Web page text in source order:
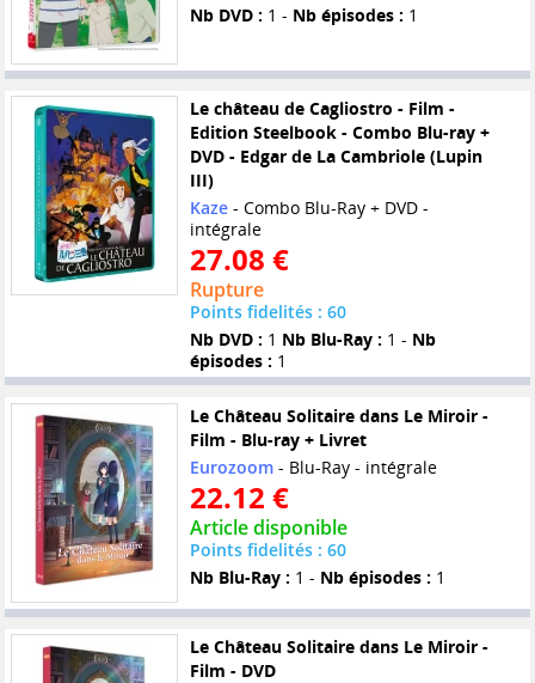
Nb DVD : 1 - Nb épisodes : 1
Le château de Cagliostro - Film -
Edition Steelbook - Combo Blu-ray +
DVD - Edgar de La Cambriole (Lupin
III)
Kaze- Combo Blu-Ray + DVD -
intégrale
27.08 €
Rupture
Points fidelités : 60
Nb DVD : 1 Nb Blu-Ray : 1 - Nb
épisodes : 1
Le Château Solitaire dans Le Miroir -
Film - Blu-ray + Livret
Eurozoom- Blu-Ray - intégrale
22.12 €
Article disponible
Points fidelités : 60
Nb Blu-Ray : 1 - Nb épisodes : 1
Le Château Solitaire dans Le Miroir -
Film - DVD